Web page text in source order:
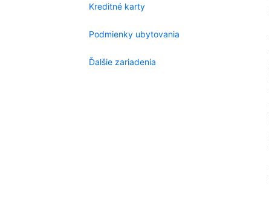
Kreditné karty
Podmienky ubytovania
Ďalšie zariadenia